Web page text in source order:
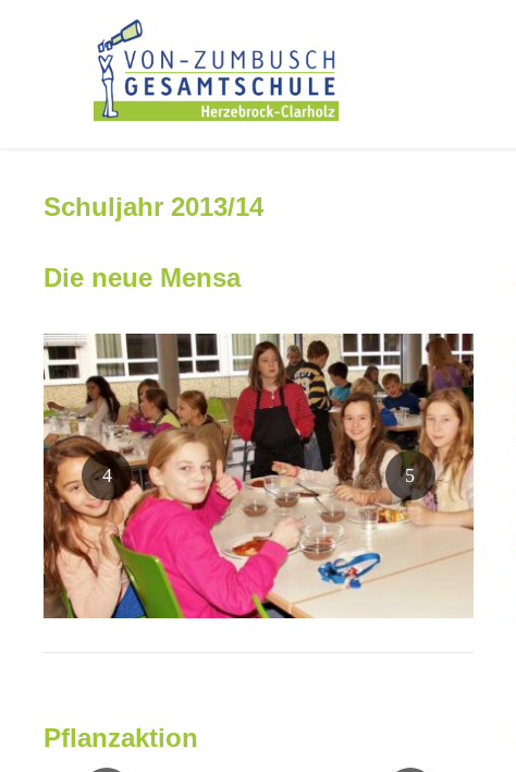
Schuljahr 2013/14
Die neue Mensa
Pflanzaktion